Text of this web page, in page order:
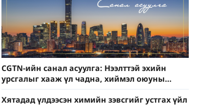
CGTN-ийн санал асуулга: Нээлттэй эхийн
урсгалыг хааж үл чадна, хиймэл оюуны
хөгжлийг хориглож үл чадна
Хятадад үлдээсэн химийн зэвсгийг устгах үйл